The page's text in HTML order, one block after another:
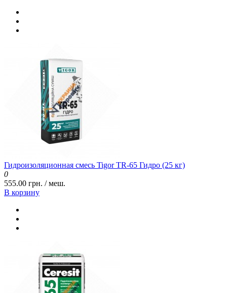
Гидроизоляционная смесь Tigor TR-65 Гидро (25 кг)
0
555.00 грн. / меш.
В корзину